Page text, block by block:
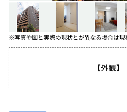
※写真や図と実際の現状とが異なる場合は現
【外観】